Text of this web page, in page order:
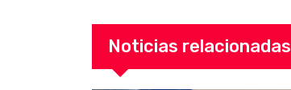
Noticias relacionadas